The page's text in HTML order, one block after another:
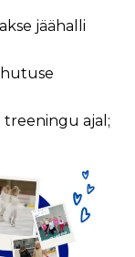
jäähalli
ajal;